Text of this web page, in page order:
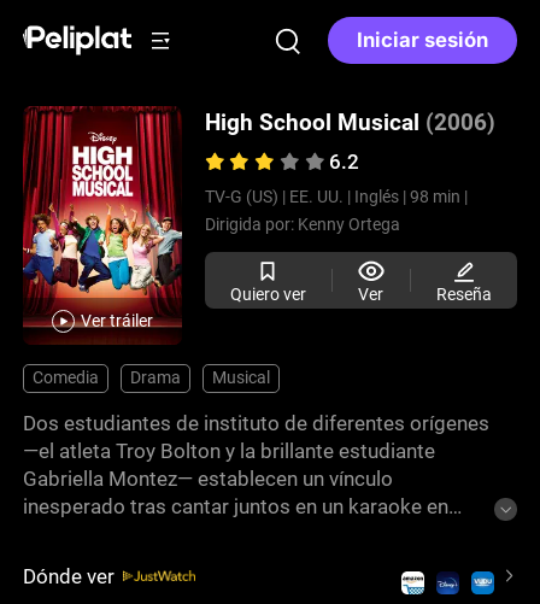
Iniciar sesión
Ver tráiler
High School Musical (2006)
6.2
TV-G (US) | EE. UU. | Inglés | 98 min |
Dirigida por: Kenny Ortega
Quiero ver Ver Reseña
Comedia Drama Musical
Dos estudiantes de instituto de diferentes orígenes
—el atleta Troy Bolton y la brillante estudiante
Gabriella Montez— establecen un vínculo
inesperado tras cantar juntos en un karaoke en
East High, se presentan a las audiciones para el
musical del colegio, desafiando sin querer las
Dónde ver